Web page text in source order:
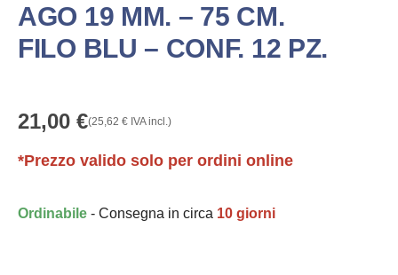
AGO 19 MM. – 75 CM.
FILO BLU – CONF. 12 PZ.
21,00 €(25,62 € IVA incl.)
*Prezzo valido solo per ordini online
Ordinabile - Consegna in circa 10 giorni